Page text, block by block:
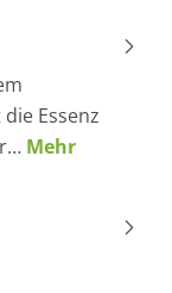
Essenz
Mehr